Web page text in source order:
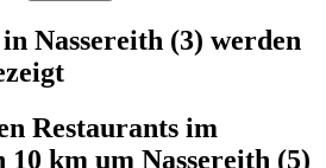
in Nassereith (3) werden
Restaurants im
10 km um Nassereith (5)